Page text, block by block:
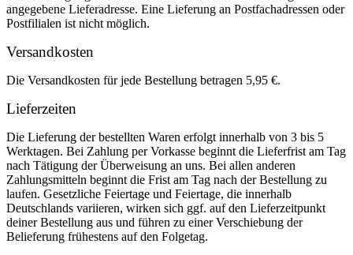
angegebene Lieferadresse. Eine Lieferung an Postfachadressen oder
Postfilialen ist nicht möglich.
Versandkosten
Die Versandkosten für jede Bestellung betragen 5,95 €.
Lieferzeiten
Die Lieferung der bestellten Waren erfolgt innerhalb von 3 bis 5
Werktagen. Bei Zahlung per Vorkasse beginnt die Lieferfrist am Tag
nach Tätigung der Überweisung an uns. Bei allen anderen
Zahlungsmitteln beginnt die Frist am Tag nach der Bestellung zu
laufen. Gesetzliche Feiertage und Feiertage, die innerhalb
Deutschlands variieren, wirken sich ggf. auf den Lieferzeitpunkt
deiner Bestellung aus und führen zu einer Verschiebung der
Belieferung frühestens auf den Folgetag.